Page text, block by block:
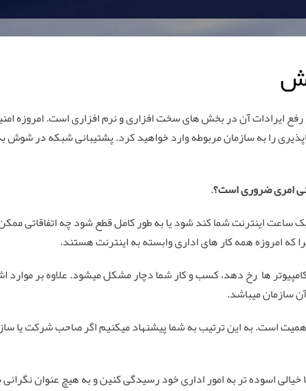
رفع ایرادات آن در بخش های سخت افزاری و نرم افزاری است. امروزه
را به سازمان مربوطه وارد خواهید کرد. پشتیبانی شبکه در
امری ضروری است؟.
ساعت اینترنت شما کند شود یا به طور کامل قطع شود چه اتفاقاتی
امروزه همه کار های اداری وابسته به اینترنت هستند.
کامپیوتر ها رخ دهد، کسب و کار شما دچار مشکل میشود. علاوه بر
سازمان میباشد.
است. به این ترتیب به شما پیشنهاد میکنیم اگر صاحب شرکت یا
اسوده تر به امور اداری خود رسیدگی کنین و به هیچ عنوان